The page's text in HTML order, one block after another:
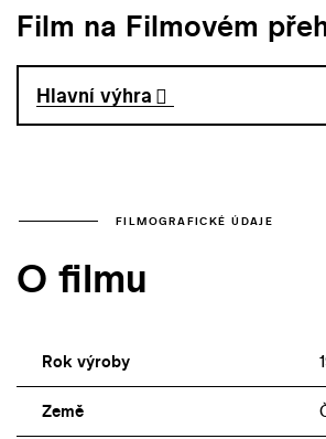
Film na Filmovém
Hlavní výhra
FILMOGRAFICKÉ ÚDAJE
O filmu
Rok výroby
Země